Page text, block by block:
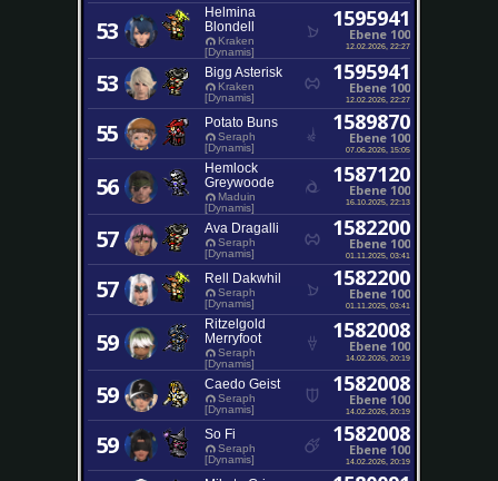
53
Helmina
Blondell
Kraken
[Dynamis]
1595941
Ebene 100
12.02.2026, 22:27
53 Bigg Asterisk
Kraken
[Dynamis]
1595941
Ebene 100
12.02.2026, 22:27
55 Potato Buns
Seraph
[Dynamis]
1589870
Ebene 100
07.06.2026, 15:05
56
Hemlock
Greywoode
Maduin
[Dynamis]
1587120
Ebene 100
16.10.2025, 22:13
57 Ava Dragalli
Seraph
[Dynamis]
1582200
Ebene 100
01.11.2025, 03:41
57 Rell Dakwhil
Seraph
[Dynamis]
1582200
Ebene 100
01.11.2025, 03:41
59
Ritzelgold
Merryfoot
Seraph
[Dynamis]
1582008
Ebene 100
14.02.2026, 20:19
59 Caedo Geist
Seraph
[Dynamis]
1582008
Ebene 100
14.02.2026, 20:19
59 So Fi
Seraph
[Dynamis]
1582008
Ebene 100
14.02.2026, 20:19